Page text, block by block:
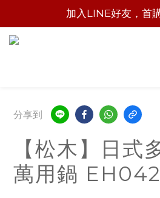
加入LINE好友，首
分享到
【松木】日式
萬用鍋